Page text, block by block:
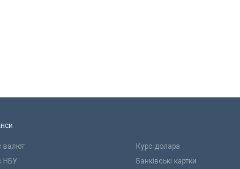
валют Курс долара
НБУ
Банківські картки